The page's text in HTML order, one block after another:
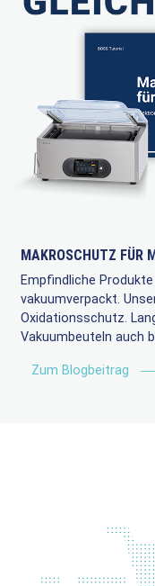
MAKROSCHUTZ FÜR
Empfindliche
vakuumverpackt.
Oxidationsschutz.
Vakuumbeuteln auch
Zum Blogbeitrag